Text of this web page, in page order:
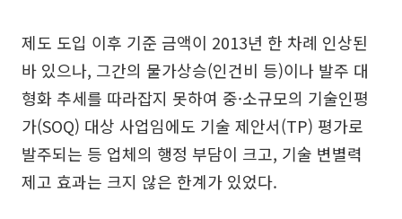
제도 도입 이후 기준 금액이 2013년 한 차례 인상된
바 있으나, 그간의 물가상승(인건비 등)이나 발주 대
형화 추세를 따라잡지 못하여 중·소규모의 기술인평
가(SOQ) 대상 사업임에도 기술 제안서(TP) 평가로
발주되는 등 업체의 행정 부담이 크고, 기술 변별력
제고 효과는 크지 않은 한계가 있었다.